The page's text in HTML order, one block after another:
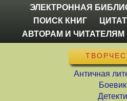
ЭЛЕКТРОННАЯ
ПОИСК КНИГ
АВТОРАМ И ЧИТАТЕЛЯМ
Античная